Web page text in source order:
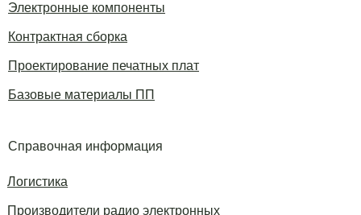
Справочная информация
Электронные компоненты
Контрактная сборка
Проектирование печатных плат
Базовые материалы ПП
Логистика
Производители радио электронных